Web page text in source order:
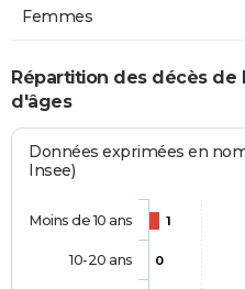
Femmes
Répartition des décès de
d'âges
Données exprimées en
Insee)
1
0
Moins de 10 ans
10-20 ans